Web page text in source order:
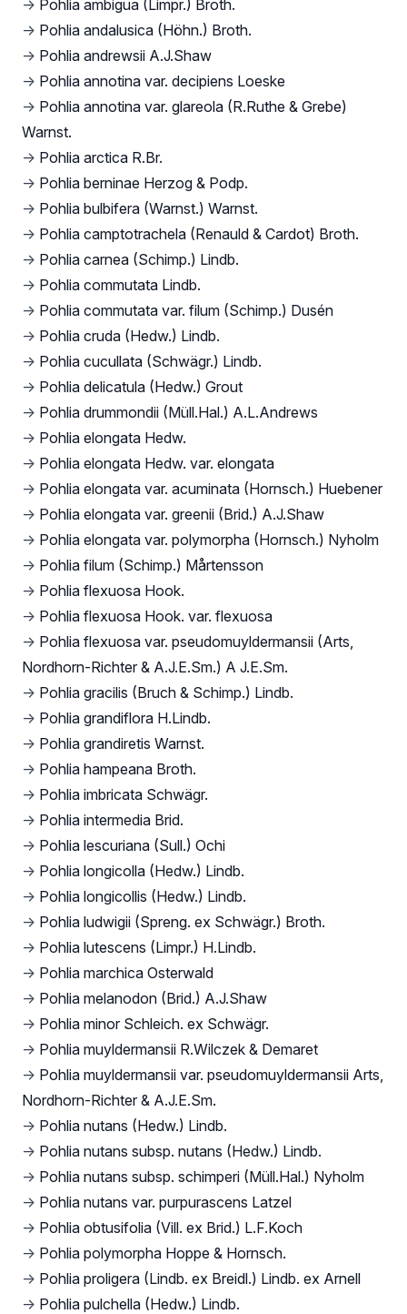
→ Pohlia ambigua (Limpr.) Broth.
→ Pohlia andalusica (Höhn.) Broth.
→ Pohlia andrewsii A.J.Shaw
→ Pohlia annotina var. decipiens Loeske
→ Pohlia annotina var. glareola (R.Ruthe & Grebe)
Warnst.
→ Pohlia arctica R.Br.
→ Pohlia berninae Herzog & Podp.
→ Pohlia bulbifera (Warnst.) Warnst.
→ Pohlia camptotrachela (Renauld & Cardot) Broth.
→ Pohlia carnea (Schimp.) Lindb.
→ Pohlia commutata Lindb.
→ Pohlia commutata var. filum (Schimp.) Dusén
→ Pohlia cruda (Hedw.) Lindb.
→ Pohlia cucullata (Schwägr.) Lindb.
→ Pohlia delicatula (Hedw.) Grout
→ Pohlia drummondii (Müll.Hal.) A.L.Andrews
→ Pohlia elongata Hedw.
→ Pohlia elongata Hedw. var. elongata
→ Pohlia elongata var. acuminata (Hornsch.) Huebener
→ Pohlia elongata var. greenii (Brid.) A.J.Shaw
→ Pohlia elongata var. polymorpha (Hornsch.) Nyholm
→ Pohlia filum (Schimp.) Mårtensson
→ Pohlia flexuosa Hook.
→ Pohlia flexuosa Hook. var. flexuosa
→ Pohlia flexuosa var. pseudomuyldermansii (Arts,
Nordhorn-Richter & A.J.E.Sm.) A J.E.Sm.
→ Pohlia gracilis (Bruch & Schimp.) Lindb.
→ Pohlia grandiflora H.Lindb.
→ Pohlia grandiretis Warnst.
→ Pohlia hampeana Broth.
→ Pohlia imbricata Schwägr.
→ Pohlia intermedia Brid.
→ Pohlia lescuriana (Sull.) Ochi
→ Pohlia longicolla (Hedw.) Lindb.
→ Pohlia longicollis (Hedw.) Lindb.
→ Pohlia ludwigii (Spreng. ex Schwägr.) Broth.
→ Pohlia lutescens (Limpr.) H.Lindb.
→ Pohlia marchica Osterwald
→ Pohlia melanodon (Brid.) A.J.Shaw
→ Pohlia minor Schleich. ex Schwägr.
→ Pohlia muyldermansii R.Wilczek & Demaret
→ Pohlia muyldermansii var. pseudomuyldermansii Arts,
Nordhorn-Richter & A.J.E.Sm.
→ Pohlia nutans (Hedw.) Lindb.
→ Pohlia nutans subsp. nutans (Hedw.) Lindb.
→ Pohlia nutans subsp. schimperi (Müll.Hal.) Nyholm
→ Pohlia nutans var. purpurascens Latzel
→ Pohlia obtusifolia (Vill. ex Brid.) L.F.Koch
→ Pohlia polymorpha Hoppe & Hornsch.
→ Pohlia proligera (Lindb. ex Breidl.) Lindb. ex Arnell
→ Pohlia pulchella (Hedw.) Lindb.